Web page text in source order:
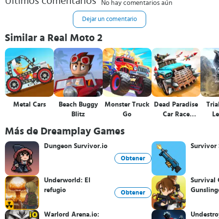
No hay comentarios aún
Dejar un comentario
Similar a Real Moto 2
Metal Cars
Beach Buggy
Blitz
Monster Truck
Go
Dead Paradise
Car Race
Más de Dreamplay Games
Dungeon Survivor.io
Obtener
Underworld: El
refugio
Obtener
Warlord Arena.io:
Survivor
Survival